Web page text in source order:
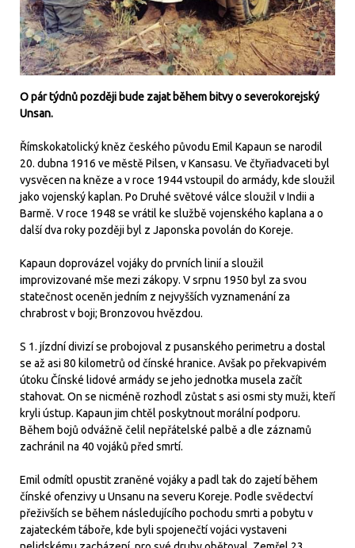
O pár týdnů později bude zajat během bitvy o severokorejský
Unsan.
Římskokatolický kněz českého původu Emil Kapaun se narodil
20. dubna 1916 ve městě Pilsen, v Kansasu. Ve čtyřiadvaceti byl
vysvěcen na kněze a v roce 1944 vstoupil do armády, kde sloužil
jako vojenský kaplan. Po Druhé světové válce sloužil v Indii a
Barmě. V roce 1948 se vrátil ke službě vojenského kaplana a o
další dva roky později byl z Japonska povolán do Koreje.
Kapaun doprovázel vojáky do prvních linií a sloužil
improvizované mše mezi zákopy. V srpnu 1950 byl za svou
statečnost oceněn jedním z nejvyšších vyznamenání za
chrabrost v boji; Bronzovou hvězdou.
S 1. jízdní divizí se probojoval z pusanského perimetru a dostal
se až asi 80 kilometrů od čínské hranice. Avšak po překvapivém
útoku Čínské lidové armády se jeho jednotka musela začít
stahovat. On se nicméně rozhodl zůstat s asi osmi sty muži, kteří
kryli ústup. Kapaun jim chtěl poskytnout morální podporu.
Během bojů odvážně čelil nepřátelské palbě a dle záznamů
zachránil na 40 vojáků před smrtí.
Emil odmítl opustit zraněné vojáky a padl tak do zajetí během
čínské ofenzivy u Unsanu na severu Koreje. Podle svědectví
přeživších se během následujícího pochodu smrti a pobytu v
zajateckém táboře, kde byli spojenečtí vojáci vystaveni